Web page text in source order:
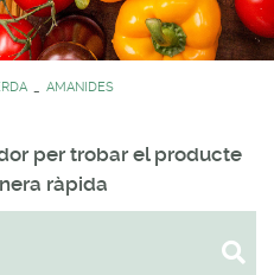
AMANIDES
per trobar el producte
ràpida